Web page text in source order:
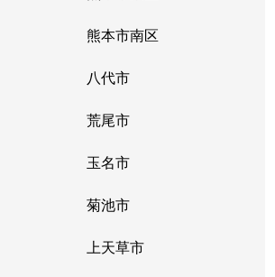
熊本市南区
八代市
荒尾市
玉名市
菊池市
上天草市